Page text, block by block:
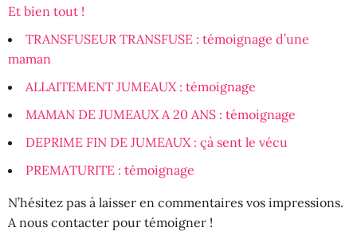
Et bien tout !
TRANSFUSEUR TRANSFUSE : témoignage d’une
maman
ALLAITEMENT JUMEAUX : témoignage
MAMAN DE JUMEAUX A 20 ANS : témoignage
DEPRIME FIN DE JUMEAUX : çà sent le vécu
PREMATURITE : témoignage
N’hésitez pas à laisser en commentaires vos impressions.
A nous contacter pour témoigner !